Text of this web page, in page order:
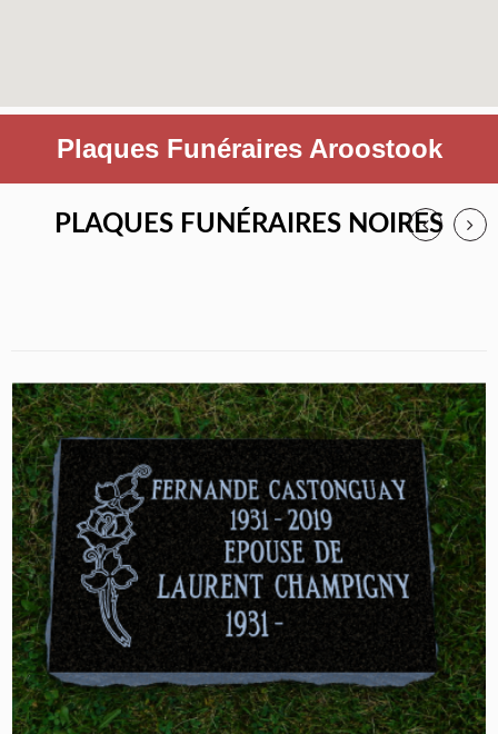
Plaques Funéraires Aroostook
PLAQUES FUNÉRAIRES NOIRES